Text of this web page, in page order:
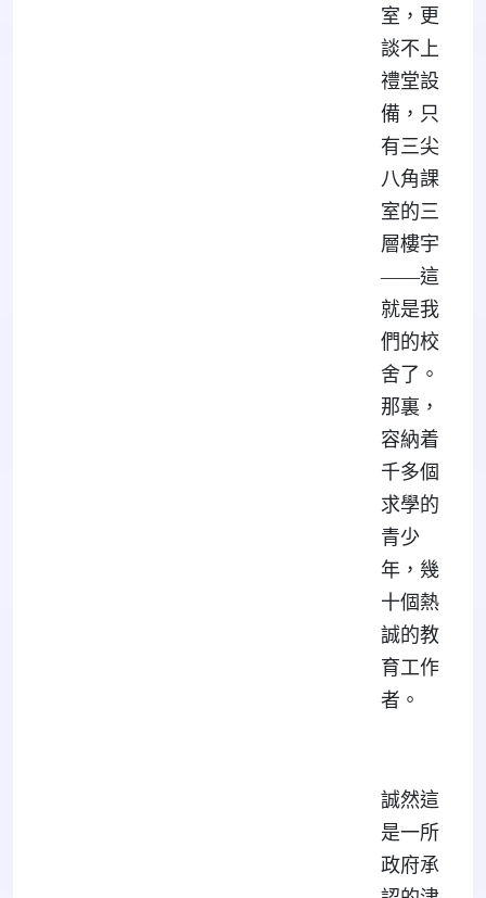
室，更
談不上
禮堂設
備，只
有三尖
八角課
室的三
層樓宇
——這
就是我
們的校
舍了。
那裏，
容納着
千多個
求學的
青少
年，幾
十個熱
誠的教
育工作
者。
誠然這
是一所
政府承